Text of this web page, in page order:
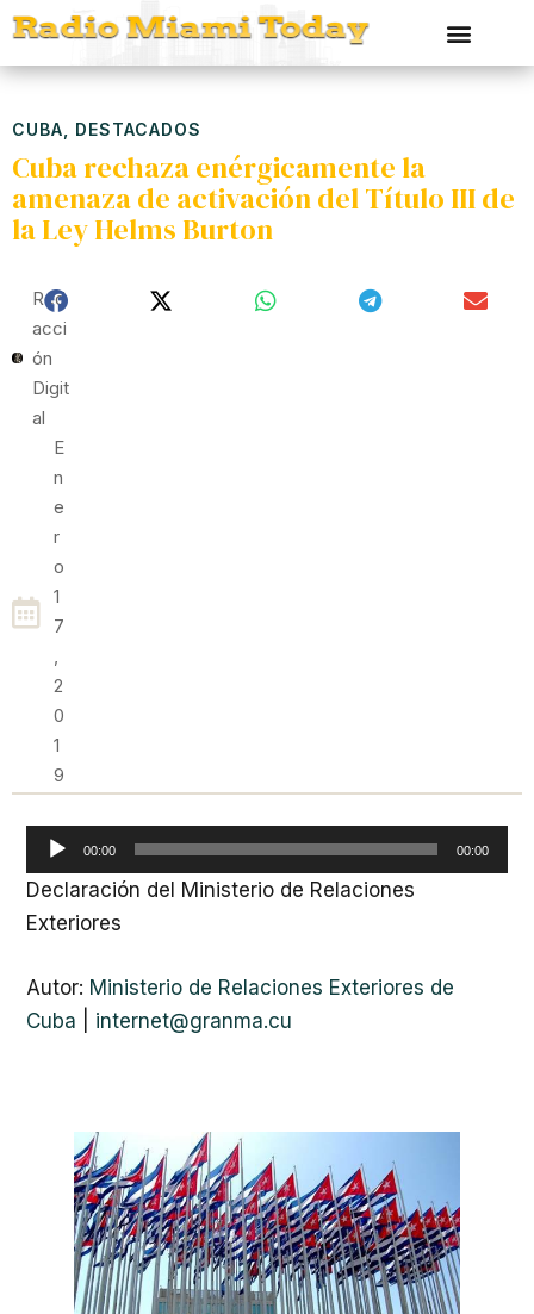
CUBA DESTACADOS
Cuba rechaza enérgicamente la
amenaza de activación del Título III de
la Ley Helms Burton
Red
Acci
Ón
Digit
Al
E
N
E
R
O
1
7
,
2
0
1
9
Reproductor
de
00:00 00:00
Declaración del Ministerio de Relaciones
Exteriores
Autor: Ministerio de Relaciones Exteriores de
Cuba
internet@granma.cu